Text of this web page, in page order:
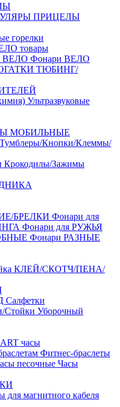
ПРИЦЕЛЫ
горелки
товары
ВЕЛО Фонари ВЕЛО
ТЮБИНГ/
Ультразвуковые
МОБИЛЬНЫЕ
Тумблеры/Кнопки/Клеммы/
Крокодилы/Зажимы
БРЕЛКИ Фонари для
Фонари для РУЖЬЯ
Фонари РАЗНЫЕ
КЛЕЙ/СКОТЧ/ПЕНА/
Салфетки
Стойки Уборочный
часы
Фитнес-браслеты
песочные Часы
для магнитного кабеля